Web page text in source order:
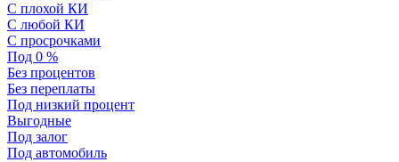
С плохой КИ
С любой КИ
С просрочками
Под 0 %
Без процентов
Без переплаты
Под низкий процент
Выгодные
Под залог
Под автомобиль